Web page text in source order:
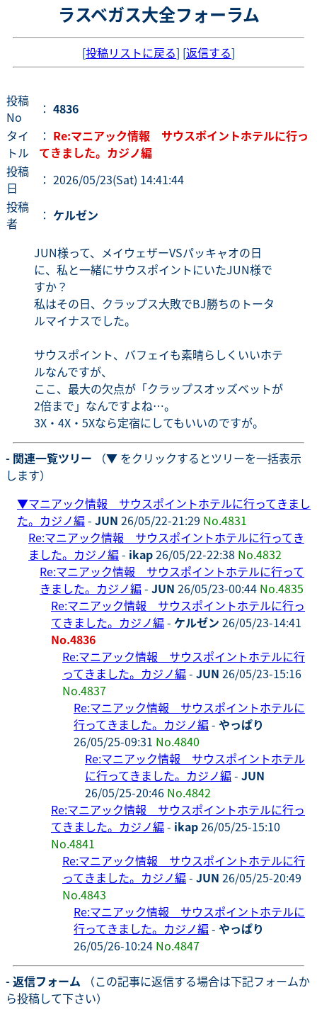
ラスベガス大全フォーラム
[投稿リストに戻る] [返信する]
投稿
No
： 4836
タイ
トル
： Re:マニアック情報 サウスポイントホテルに行っ
てきました。カジノ編
投稿
日
： 2026/05/23(Sat) 14:41:44
投稿
者
： ケルゼン
JUN様って、メイウェザーVSパッキャオの日
に、私と一緒にサウスポイントにいたJUN様で
すか？
私はその日、クラップス大敗でBJ勝ちのトータ
ルマイナスでした。
サウスポイント、バフェイも素晴らしくいいホテ
ルなんですが、
ここ、最大の欠点が「クラップスオッズベットが
2倍まで」なんですよね…。
3X・4X・5Xなら定宿にしてもいいのですが。
- 関連一覧ツリー （▼ をクリックするとツリーを一括表示
します）
▼マニアック情報 サウスポイントホテルに行ってきまし
た。カジノ編 - JUN 26/05/22-21:29 No.4831
Re:マニアック情報 サウスポイントホテルに行ってき
ました。カジノ編 - ikap26/05/22-22:38 No.4832
Re:マニアック情報 サウスポイントホテルに行って
きました。カジノ編 - JUN 26/05/23-00:44 No.4835
Re:マニアック情報 サウスポイントホテルに行っ
てきました。カジノ編 - ケルゼン 26/05/23-14:41
No.4836
Re:マニアック情報 サウスポイントホテルに行
ってきました。カジノ編 - JUN 26/05/23-15:16
No.4837
Re:マニアック情報 サウスポイントホテルに
行ってきました。カジノ編 - やっぱり
26/05/25-09:31 No.4840
Re:マニアック情報 サウスポイントホテル
に行ってきました。カジノ編 - JUN
26/05/25-20:46 No.4842
Re:マニアック情報 サウスポイントホテルに行っ
てきました。カジノ編 - ikap26/05/25-15:10
No.4841
Re:マニアック情報 サウスポイントホテルに行
ってきました。カジノ編 - JUN 26/05/25-20:49
No.4843
Re:マニアック情報 サウスポイントホテルに
行ってきました。カジノ編 - やっぱり
26/05/26-10:24 No.4847
- 返信フォーム （この記事に返信する場合は下記フォームか
ら投稿して下さい）